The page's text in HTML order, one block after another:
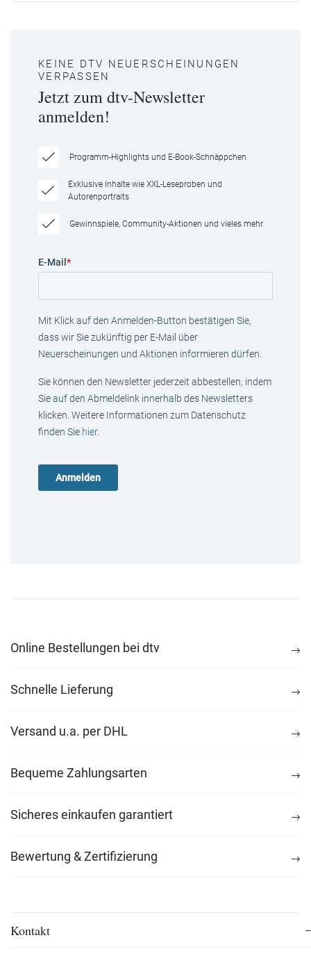
KEINE DTV NEUERSCHEINUNGEN
VERPASSEN
Jetzt zum dtv-Newsletter
anmelden!
Programm-Highlights und E-Book-Schnäppchen
Exklusive Inhalte wie XXL-Leseproben und
Autorenportraits
Gewinnspiele, Community-Aktionen und vieles mehr
E-Mail *
Mit Klick auf den Anmelden-Button bestätigen Sie,
dass wir Sie zukünftig per E-Mail über
Neuerscheinungen und Aktionen informieren dürfen.
Sie können den Newsletter jederzeit abbestellen, indem
Sie auf den Abmeldelink innerhalb des Newsletters
klicken. Weitere Informationen zum Datenschutz
finden Sie hier.
Online Bestellungen bei dtv
Schnelle Lieferung
Versand u.a. per DHL
Bequeme Zahlungsarten
Sicheres einkaufen garantiert
Bewertung & Zertifizierung
Kontakt